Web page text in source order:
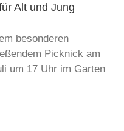
Alt und Jung
besonderen
Picknick am
um 17 Uhr im Garten